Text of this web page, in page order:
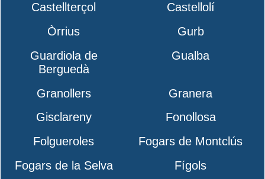
Castellterçol
Castellolí
Òrrius
Gurb
Guardiola de
Berguedà
Gualba
Granollers
Granera
Gisclareny
Fonollosa
Folgueroles
Fogars de Montclús
Fogars de la Selva
Fígols